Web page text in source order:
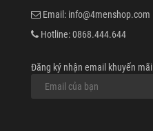
Email: info@4menshop.com
Hotline:0868.444.644
Đăng ký nhận email khuyến mãi